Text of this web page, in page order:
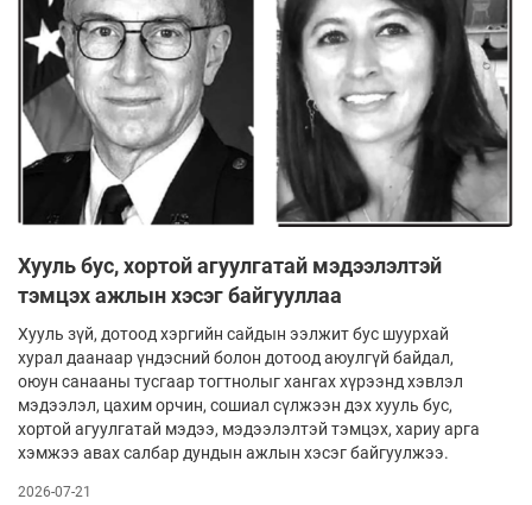
Хууль бус, хортой агуулгатай мэдээлэлтэй
тэмцэх ажлын хэсэг байгууллаа
Хууль зүй, дотоод хэргийн сайдын ээлжит бус шуурхай
хурал даанаар үндэсний болон дотоод аюулгүй байдал,
оюун санааны тусгаар тогтнолыг хангах хүрээнд хэвлэл
мэдээлэл, цахим орчин, сошиал сүлжээн дэх хууль бус,
хортой агуулгатай мэдээ, мэдээлэлтэй тэмцэх, хариу арга
хэмжээ авах салбар дундын ажлын хэсэг байгуулжээ.
2026-07-21